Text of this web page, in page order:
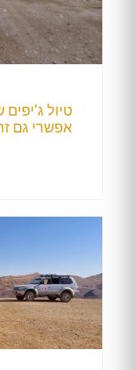
טיול
אפשרי גם זריחה